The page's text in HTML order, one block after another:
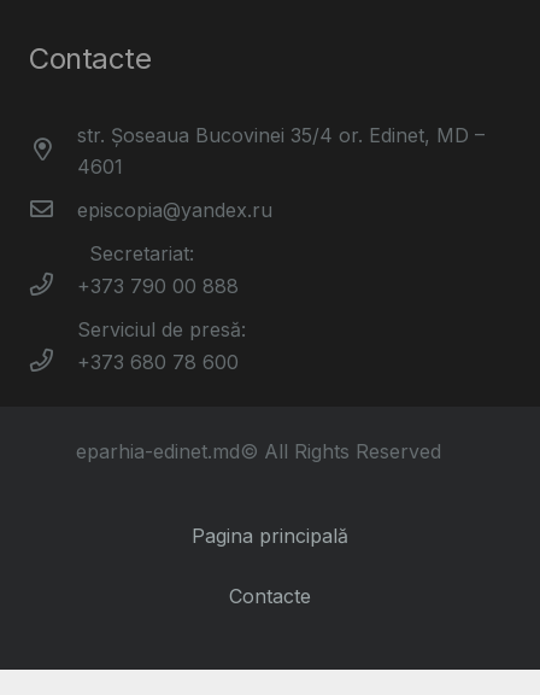
Contacte
str. Șoseaua Bucovinei 35/4 or. Edinet, MD –
4601
episcopia@yandex.ru
Secretariat:
+373 790 00 888
Serviciul de presă:
+373 680 78 600
eparhia-edinet.md© All Rights Reserved
Pagina principală
Contacte